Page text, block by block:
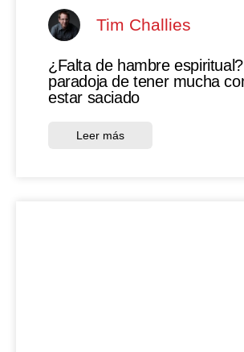
Tim Challies
¿Falta de hambre
paradoja de tener mucha
estar saciado
Leer más